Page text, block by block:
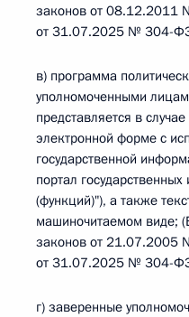
законов от
от 31.07.2025 № 304-
в) программа
уполномоченными
представляется в
электронной форме с
государственной
портал
(функций)"), а также
машиночитаемом виде;
законов от
от 31.07.2025 № 304-
г) заверенные